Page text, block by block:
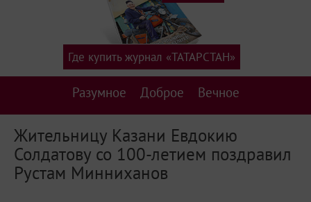
Разумное Доброе Вечное
Где купить журнал «ТАТАРСТАН»
Жительницу Казани Евдокию
Солдатову со 100-летием поздравил
Рустам Минниханов